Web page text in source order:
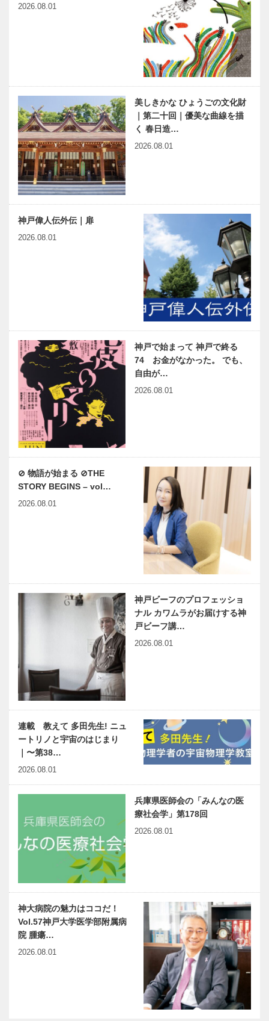
2026.08.01
美しきかな ひょうごの文化財
｜第二十回｜優美な曲線を描
く 春日造…
2026.08.01
神戸偉人伝外伝｜扉
2026.08.01
神戸で始まって 神戸で終る
74 お金がなかった。 でも、
自由が…
2026.08.01
⊘ 物語が始まる ⊘THE
STORY BEGINS – vol…
2026.08.01
神戸ビーフのプロフェッショ
ナル カワムラがお届けする神
戸ビーフ講…
2026.08.01
連載 教えて 多田先生! ニュ
ートリノと宇宙のはじまり
｜〜第38…
2026.08.01
兵庫県医師会の「みんなの医
療社会学」第178回
2026.08.01
神大病院の魅力はココだ！
Vol.57神戸大学医学部附属病
院 腫瘍…
2026.08.01